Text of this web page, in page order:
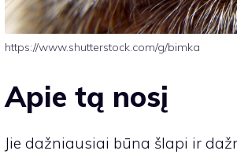
https://www.shutterstock.com/g/bimka
Apie tą nosį
Jie dažniausiai būna šlapi ir